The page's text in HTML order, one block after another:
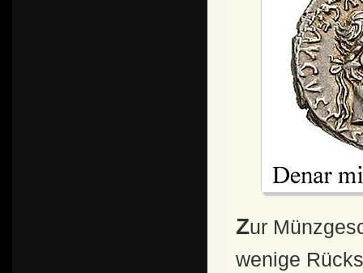
Zur Münzgeschichte: Seine Prägungen besitzen nur
wenige